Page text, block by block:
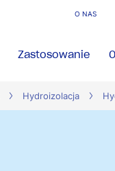
O NAS
Zastosowanie
Hydroizolacja